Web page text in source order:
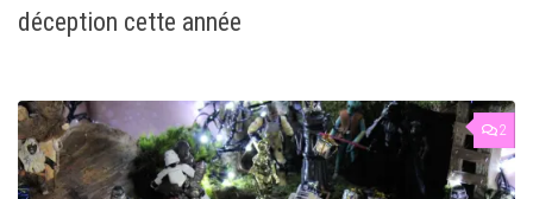
déception cette année
2